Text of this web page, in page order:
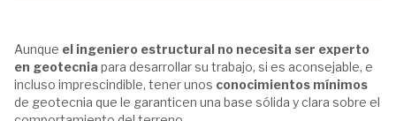
Aunque el ingeniero estructural no necesita ser experto
en geotecnia para desarrollar su trabajo, si es aconsejable, e
incluso imprescindible, tener unos conocimientos mínimos
de geotecnia que le garanticen una base sólida y clara sobre el